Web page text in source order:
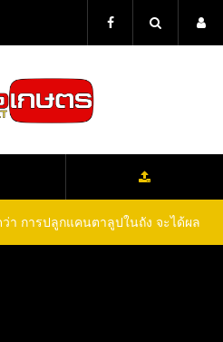
า การปลูกแคนตาลูปในถัง จะได้ผล
านขนาดนี้ I didn’t expect that